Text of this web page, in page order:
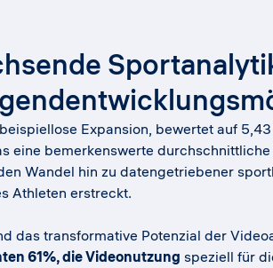
Expansion, bewertet auf
eine bemerkenswerte
Wandel hin zu datengetriebener
Athleten erstreckt.
das transformative Potenzial der
61%, die Videonutzung speziell für